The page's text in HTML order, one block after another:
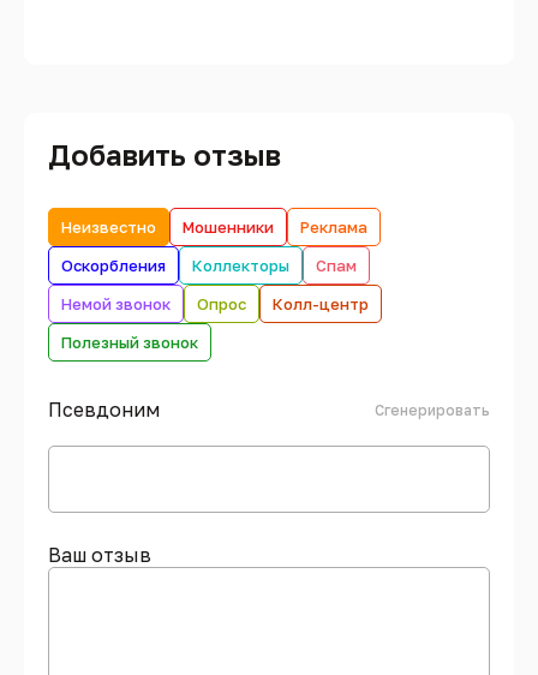
Добавить отзыв
Неизвестно Мошенники
Реклама
Оскорбления
Коллекторы
Спам
Немой звонок
Опрос
Колл-центр
Полезный звонок
Псевдоним Сгенерировать
Ваш отзыв